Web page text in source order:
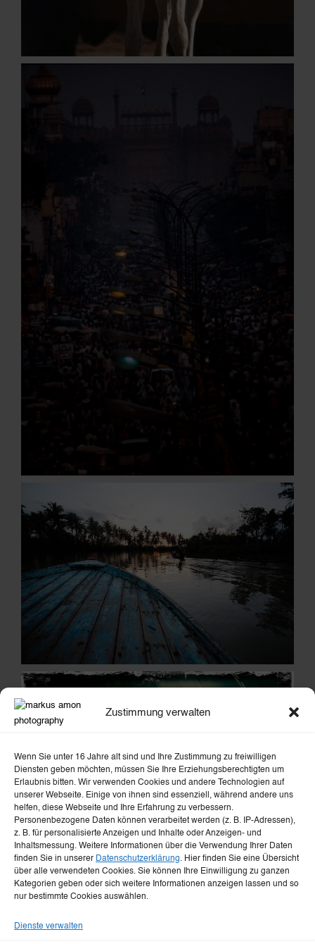
Zustimmung verwalten
Wenn Sie unter 16 Jahre alt sind und Ihre Zustimmung zu freiwilligen
Diensten geben möchten, müssen Sie Ihre Erziehungsberechtigten um
Erlaubnis bitten. Wir verwenden Cookies und andere Technologien auf
unserer Webseite. Einige von ihnen sind essenziell, während andere uns
helfen, diese Webseite und Ihre Erfahrung zu verbessern.
Personenbezogene Daten können verarbeitet werden (z. B. IP-Adressen),
z. B. für personalisierte Anzeigen und Inhalte oder Anzeigen- und
Inhaltsmessung. Weitere Informationen über die Verwendung Ihrer Daten
finden Sie in unserer Datenschutzerklärung. Hier finden Sie eine Übersicht
über alle verwendeten Cookies. Sie können Ihre Einwilligung zu ganzen
Kategorien geben oder sich weitere Informationen anzeigen lassen und so
nur bestimmte Cookies auswählen.
Dienste verwalten